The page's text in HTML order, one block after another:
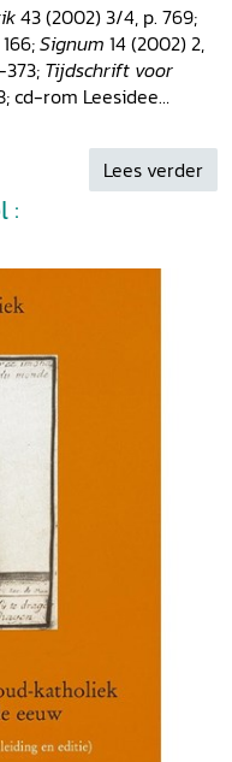
43 (2002) 3/4, p. 769;
Signum 14 (2002) 2,
Tijdschrift voor
cd-rom Leesidee
Lees verder
: